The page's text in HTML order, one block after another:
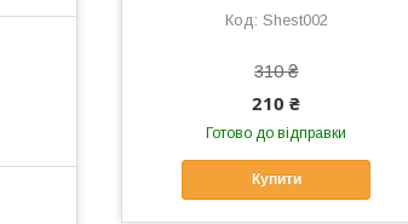
Shest002
310 ₴
210 ₴
Готово до відправки
Купити